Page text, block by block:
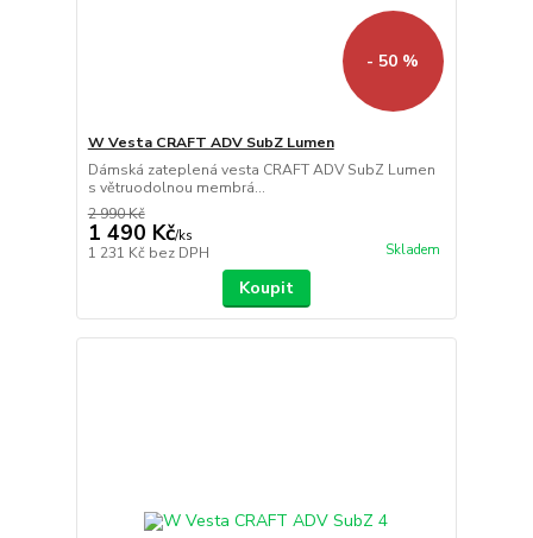
- 50 %
W Vesta CRAFT ADV SubZ Lumen
Dámská zateplená vesta CRAFT ADV SubZ Lumen
s větruodolnou membrá...
2 990 Kč
1 490 Kč/ks
1 231 Kč bez DPH Skladem
Koupit